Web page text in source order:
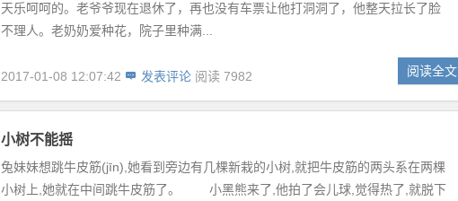
天乐呵呵的。老爷爷现在退休了，再也没有车票让他打洞洞了，他整天拉长了脸
不理人。老奶奶爱种花，院子里种满...
2017-01-08 12:07:42 发表评论 阅读 7982 阅读全文
小树不能摇
兔妹妹想跳牛皮筋(jīn),她看到旁边有几棵新栽的小树,就把牛皮筋的两头系在两棵
小树上,她就在中间跳牛皮筋了。 小黑熊来了,他拍了会儿球,觉得热了,就脱下